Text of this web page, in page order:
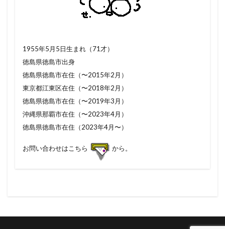
1955年5月5日生まれ（71才）
徳島県徳島市出身
徳島県徳島市在住（〜2015年2月）
東京都江東区在住（〜2018年2月）
徳島県徳島市在住（〜2019年3月）
沖縄県那覇市在住（〜2023年4月）
徳島県徳島市在住（2023年4月〜）
お問い合わせはこちら から。